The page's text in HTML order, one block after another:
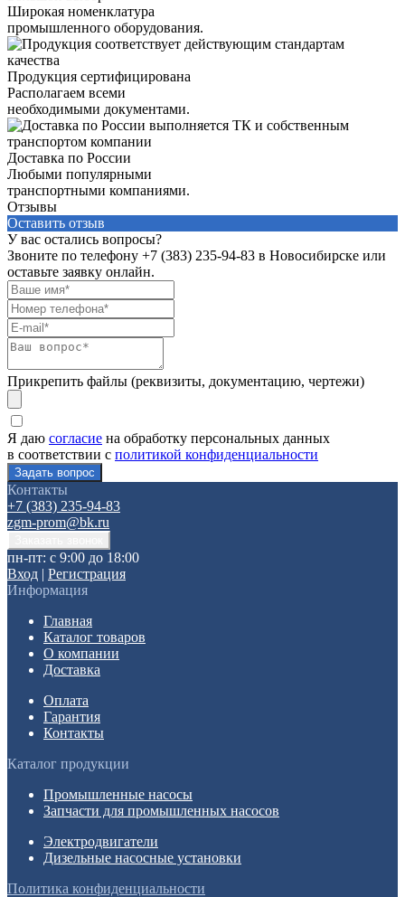
Широкая номенклатура
промышленного оборудования.
Продукция сертифицирована
Располагаем всеми
необходимыми документами.
Доставка по России
Любыми популярными
транспортными компаниями.
Отзывы
Оставить отзыв
У вас остались вопросы?
Звоните по телефону +7 (383) 235-94-83 в Новосибирске или
оставьте заявку онлайн.
Прикрепить файлы (реквизиты, документацию, чертежи)
Я даю согласие на обработку персональных данных
в соответствии с политикой конфиденциальности
Контакты
+7 (383) 235-94-83
zgm-prom@bk.ru
пн-пт: с 9:00 до 18:00
Вход | Регистрация
Информация
Главная
Каталог товаров
О компании
Доставка
Оплата
Гарантия
Контакты
Каталог продукции
Промышленные насосы
Запчасти для промышленных насосов
Электродвигатели
Дизельные насосные установки
Политика конфиденциальности